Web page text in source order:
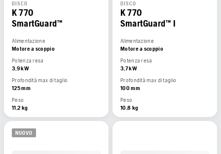
DISCO
K 770
SmartGuard™
Alimentazione
Motore a scoppio
Potenza resa
3,9 kW
Profondità max di taglio
125 mm
Peso
11,2 kg
DISCO
K 770
SmartGuard™ I
Alimentazione
Motore a scoppio
Potenza resa
3,7 kW
Profondità max di taglio
100 mm
Peso
10,8 kg
NUOVO